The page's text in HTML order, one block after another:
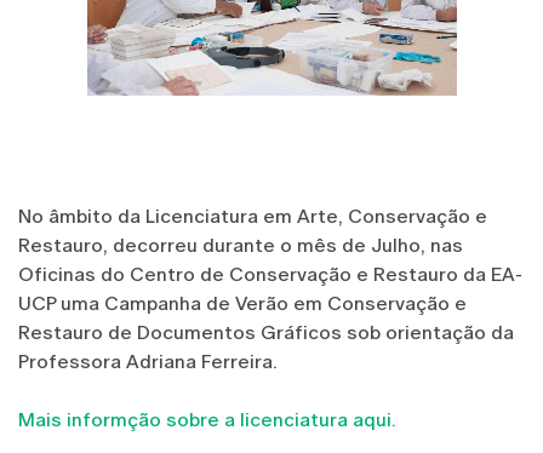
No âmbito da Licenciatura em Arte, Conservação e
Restauro, decorreu durante o mês de Julho, nas
Oficinas do Centro de Conservação e Restauro da EA-
UCP uma Campanha de Verão em Conservação e
Restauro de Documentos Gráficos sob orientação da
Professora Adriana Ferreira.
Mais informção sobre a licenciatura aqui.